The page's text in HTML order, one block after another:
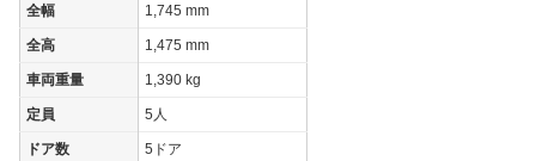
全幅 1,745 mm
全高 1,475 mm
車両重量 1,390 kg
定員 5人
ドア数 5ドア